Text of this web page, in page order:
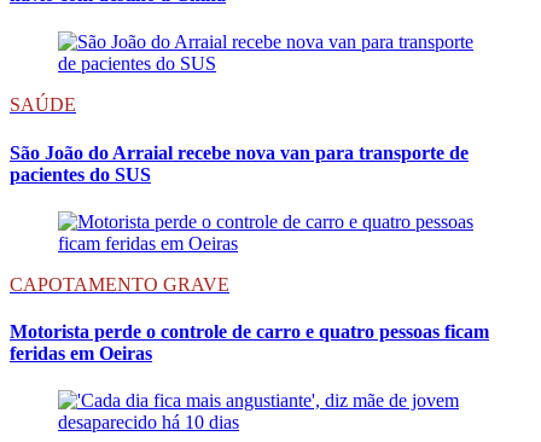
SAÚDE
São João do Arraial recebe nova van para transporte de
pacientes do SUS
CAPOTAMENTO GRAVE
Motorista perde o controle de carro e quatro pessoas ficam
feridas em Oeiras